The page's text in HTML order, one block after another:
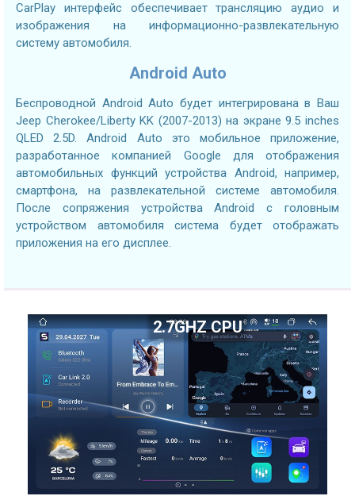
CarPlay интерфейс обеспечивает трансляцию аудио и
изображения на информационно-развлекательную
систему автомобиля.
Android Auto
Беспроводной Android Auto будет интегрирована в Ваш
Jeep Cherokee/Liberty KK (2007-2013) на экране 9.5 inches
QLED 2.5D. Android Auto это мобильное приложение,
разработанное компанией Google для отображения
автомобильных функций устройства Android, например,
смартфона, на развлекательной системе автомобиля.
После сопряжения устройства Android с головным
устройством автомобиля система будет отображать
приложения на его дисплее.
2.7GHZ CPU